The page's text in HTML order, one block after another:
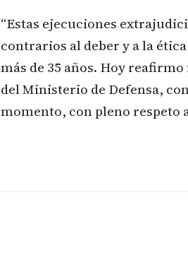
“Estas ejecuciones
contrarios al deber y a la
más de 35 años. Hoy
del Ministerio de Defensa,
momento, con pleno respeto